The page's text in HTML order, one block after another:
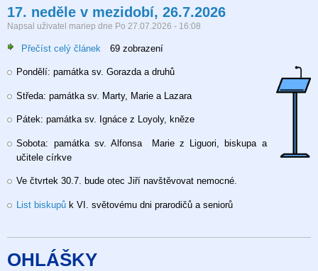
17. neděle v mezidobí, 26.7.2026
Napsal uživatel mariep dne Po 27.07.2026 - 16:08
Přečíst celý článek
neděle
v
26.7.2026
69 zobrazení
Pondělí: památka sv. Gorazda a druhů
Středa: památka sv. Marty, Marie a Lazara
Pátek: památka sv. Ignáce z Loyoly, kněze
Sobota: památka sv. Alfonsa Marie z Liguori, biskupa a
učitele církve
Ve čtvrtek 30.7. bude otec Jiří navštěvovat nemocné.
List biskupů k VI. světovému dni prarodičů a seniorů
OHLÁŠKY